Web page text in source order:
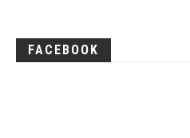
FACEBOOK